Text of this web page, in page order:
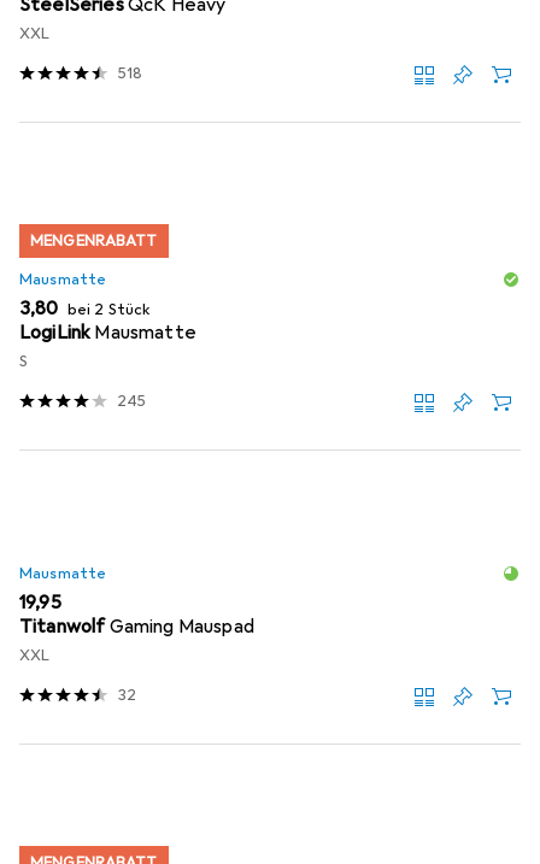
XXL
518
MENGENRABATT
Mausmatte
EUR
3,80 bei 2 Stück
LogiLinkMausmatte
S
245
Mausmatte
EUR
19,95
TitanwolfGaming Mauspad
XXL
32